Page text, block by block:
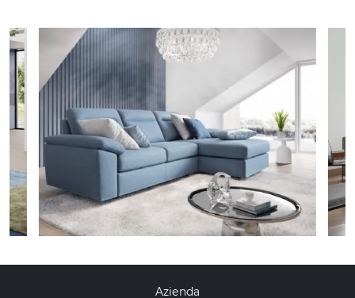
Azienda